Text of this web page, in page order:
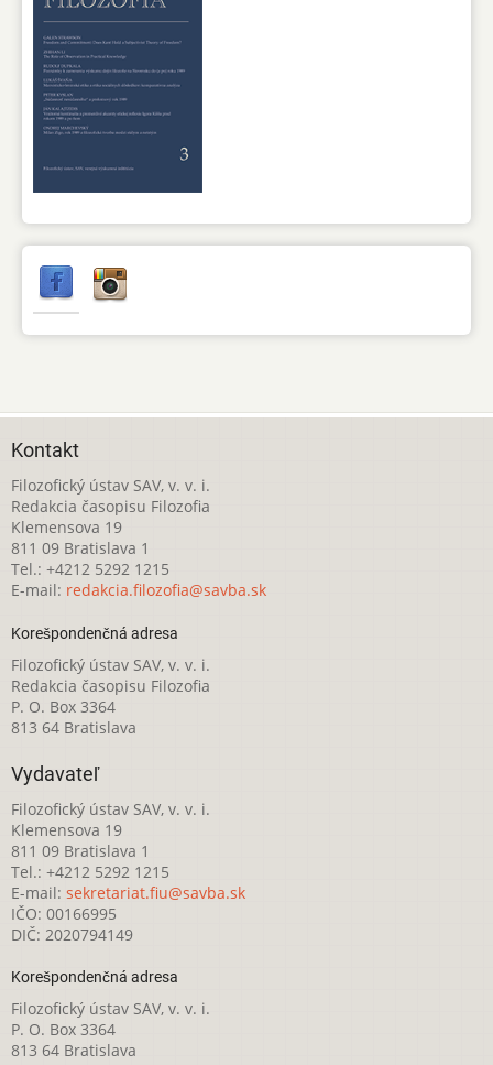
Kontakt
Filozofický ústav SAV, v. v. i.
Redakcia časopisu Filozofia
Klemensova 19
811 09 Bratislava 1
Tel.: +4212 5292 1215
E-mail: redakcia.filozofia@savba.sk
Korešpondenčná adresa
Filozofický ústav SAV, v. v. i.
Redakcia časopisu Filozofia
P. O. Box 3364
813 64 Bratislava
Vydavateľ
Filozofický ústav SAV, v. v. i.
Klemensova 19
811 09 Bratislava 1
Tel.: +4212 5292 1215
E-mail: sekretariat.fiu@savba.sk
IČO: 00166995
DIČ: 2020794149
Korešpondenčná adresa
Filozofický ústav SAV, v. v. i.
P. O. Box 3364
813 64 Bratislava